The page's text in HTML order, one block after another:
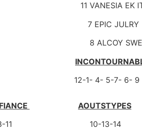
11 VANESIA EK
7 EPIC JULRY
8 ALCOY SWE
12-1- 4- 5-7- 6- 9
AOUTSTYPES
3-11 10-13-14 12-